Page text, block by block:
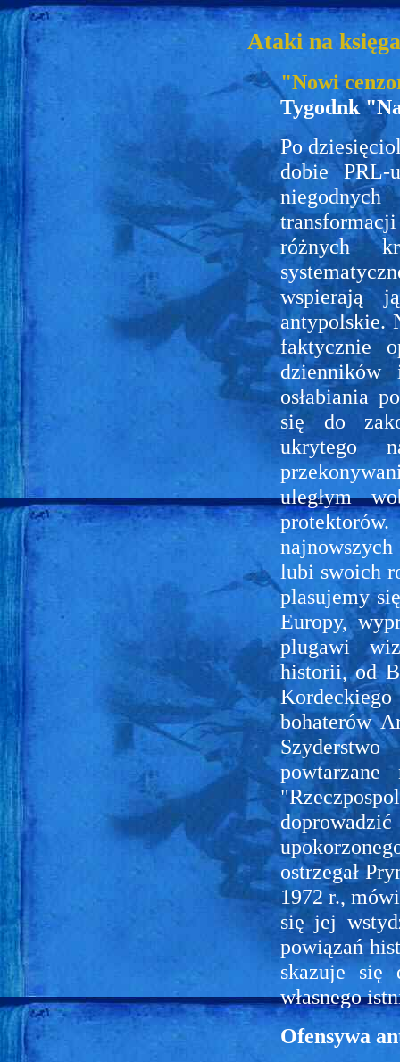
Ataki na
"Nowi
Tygodnk
Po
dobie PRL-
różnych
wspierają
antypolskie.
faktycznie
dzienników
osłabiania
się do
ukrytego
uległym
lubi swoich
plasujemy
Europy,
plugawi
historii, od
bohaterów
ostrzegał
1972 r.,
się jej
powiązań
skazuje się
własnego
Ofensywa